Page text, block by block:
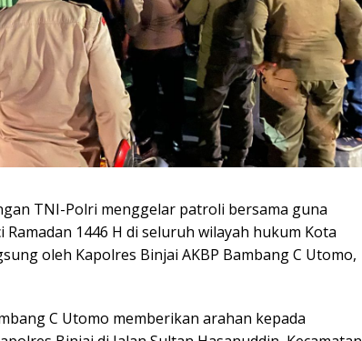
TNI-Polri menggelar patroli bersama guna
1446 H di seluruh wilayah hukum Kota
oleh Kapolres Binjai AKBP Bambang C Utomo,
C Utomo memberikan arahan kepada